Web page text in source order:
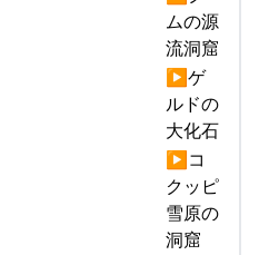
ムの源
流洞窟
▶ゲ
ルドの
大化石
▶コ
クッピ
雪原の
洞窟